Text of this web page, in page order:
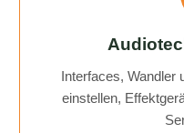
Interfaces, Wandler
einstellen,